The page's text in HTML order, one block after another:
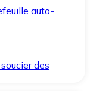
auto-
des